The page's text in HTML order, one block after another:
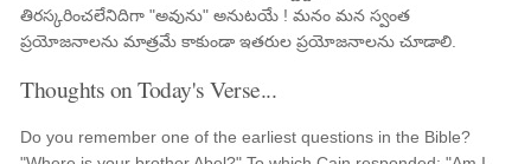
తిరస్కరించలేనిదిగా "అవును" అనుటయే ! మనం మన స్వంత
ప్రయోజనాలను మాత్రమే కాకుండా ఇతరుల ప్రయోజనాలను చూడాలి.
Thoughts on Today's Verse...
Do you remember one of the earliest questions in the Bible?